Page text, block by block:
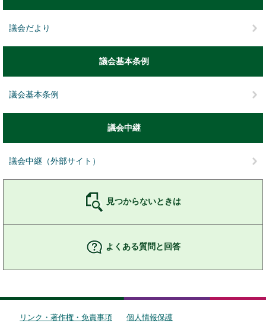
議会だより
議会基本条例
議会基本条例
議会中継
議会中継（外部サイト）
見つからないときは
よくある質問と回答
リンク・著作権・免責事項
個人情報保護